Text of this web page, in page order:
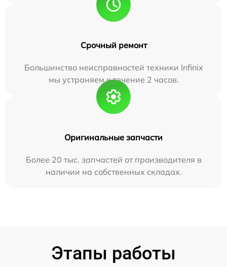
Срочный ремонт
Большинство неисправностей техники Infinix
мы устраняем в течение 2 часов.
Оригинальные запчасти
Более 20 тыс. запчастей от производителя в
наличии на собственных складах.
Этапы работы